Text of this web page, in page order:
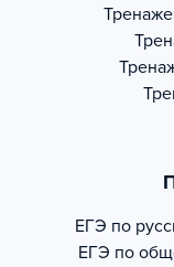
ЕГЭ по
ЕГЭ по